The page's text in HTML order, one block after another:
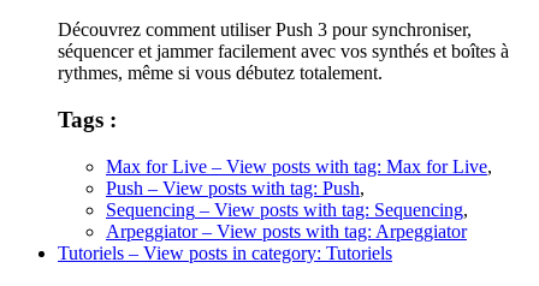
Découvrez comment utiliser Push 3 pour synchroniser,
séquencer et jammer facilement avec vos synthés et boîtes à
rythmes, même si vous débutez totalement.
Tags :
Max for Live – View posts with tag: Max for Live,
Push – View posts with tag: Push,
Sequencing – View posts with tag: Sequencing,
Arpeggiator– View posts with tag: Arpeggiator
Tutoriels – View posts in category: Tutoriels